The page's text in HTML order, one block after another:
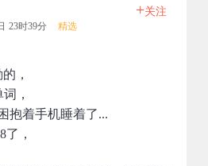
23时39分 精选
+关注
，
，
抱着手机睡着了...
，